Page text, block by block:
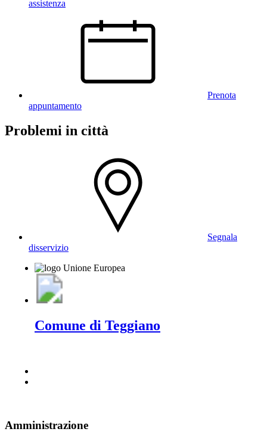
assistenza
Prenota
appuntamento
Problemi in città
Segnala
disservizio
Comune di Teggiano
Amministrazione